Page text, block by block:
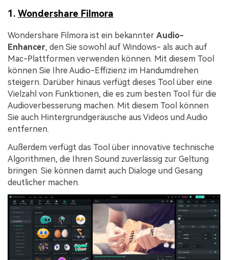
1. Wondershare Filmora
Wondershare Filmora ist ein bekannter Audio-
Enhancer, den Sie sowohl auf Windows- als auch auf
Mac-Plattformen verwenden können. Mit diesem Tool
können Sie Ihre Audio-Effizienz im Handumdrehen
steigern. Darüber hinaus verfügt dieses Tool über eine
Vielzahl von Funktionen, die es zum besten Tool für die
Audioverbesserung machen. Mit diesem Tool können
Sie auch Hintergrundgeräusche aus Videos und Audio
entfernen.
Außerdem verfügt das Tool über innovative technische
Algorithmen, die Ihren Sound zuverlässig zur Geltung
bringen. Sie können damit auch Dialoge und Gesang
deutlicher machen.